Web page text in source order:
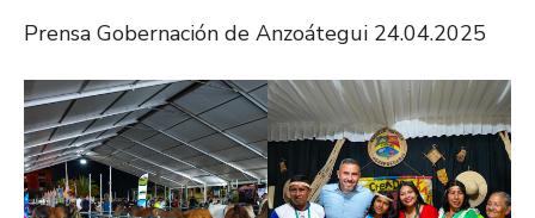
Prensa Gobernación de Anzoátegui 24.04.2025